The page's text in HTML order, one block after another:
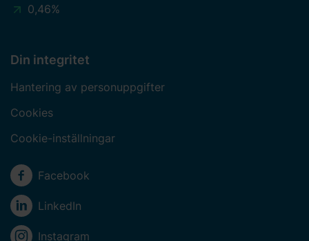
0,46%
Din integritet
Hantering av personuppgifter
Cookies
Cookie-inställningar
Sociala medier
Facebook
LinkedIn
Instagram